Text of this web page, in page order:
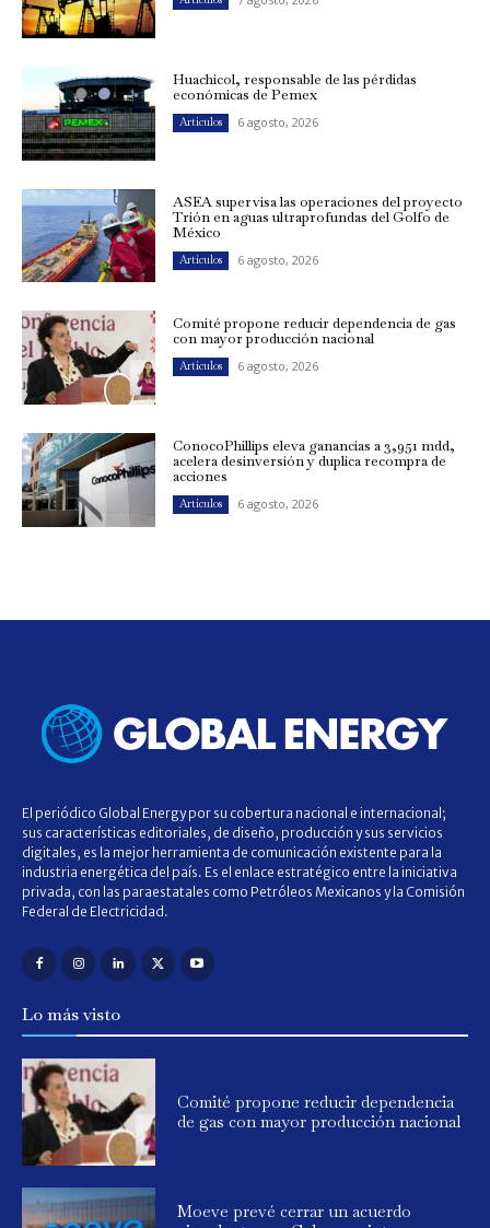
Huachicol, responsable de las pérdidas
económicas de Pemex
Artículos 6 agosto, 2026
ASEA supervisa las operaciones del proyecto
Trión en aguas ultraprofundas del Golfo de
México
Artículos 6 agosto, 2026
Comité propone reducir dependencia de gas
con mayor producción nacional
Artículos 6 agosto, 2026
ConocoPhillips eleva ganancias a 3,951 mdd,
acelera desinversión y duplica recompra de
acciones
Artículos 6 agosto, 2026
El periódico Global Energy por su cobertura nacional e internacional;
sus características editoriales, de diseño, producción y sus servicios
digitales, es la mejor herramienta de comunicación existente para la
industria energética del país. Es el enlace estratégico entre la iniciativa
privada, con las paraestatales como Petróleos Mexicanos y la Comisión
Federal de Electricidad.
Lo más visto
Comité propone reducir dependencia
de gas con mayor producción nacional
Moeve prevé cerrar un acuerdo